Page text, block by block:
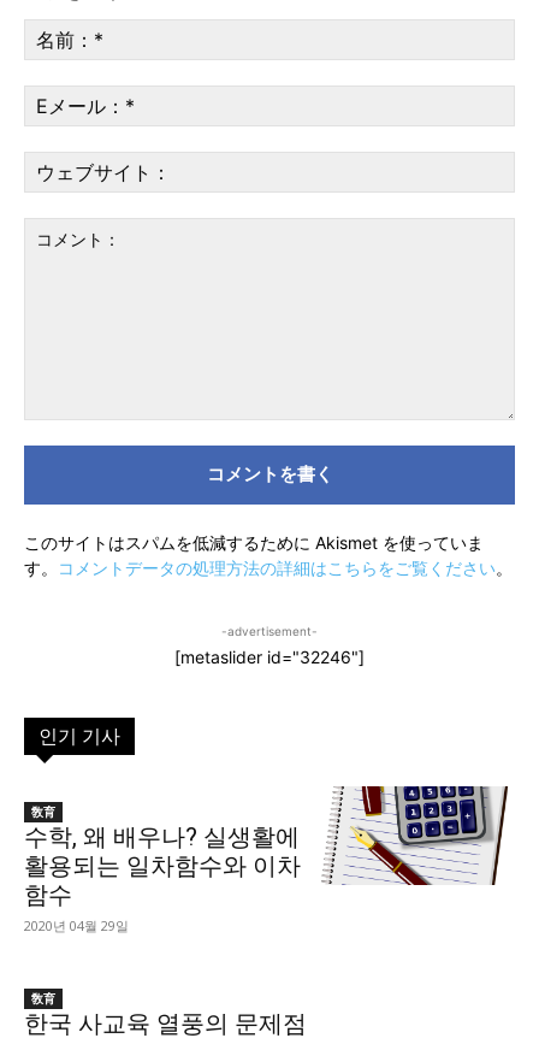
[give_form id=”31259″]
ト：
前
*
メ
ー
*ェ
ブ
このサイトはスパムを低減するために Akismet を使っていま
す。
コメントデータの処理方法の詳細はこちらをご覧ください。
-advertisement-
[metaslider id="32246"]
인기 기사
敎育
수학, 왜 배우나? 실생활에
활용되는 일차함수와 이차
함수
2020년 04월 29일
敎育
한국 사교육 열풍의 문제점